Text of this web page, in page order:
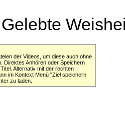
Gelebte
der Videos, um diese auch ohne
Direktes Anhören oder Speichern
Alternativ mit der rechten
im Kontext Menü "Ziel speichern
zu laden.